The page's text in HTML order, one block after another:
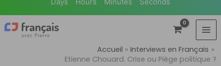
Accueil
Interviews en Français
Etienne Chouard. Crise ou Piège politique ?